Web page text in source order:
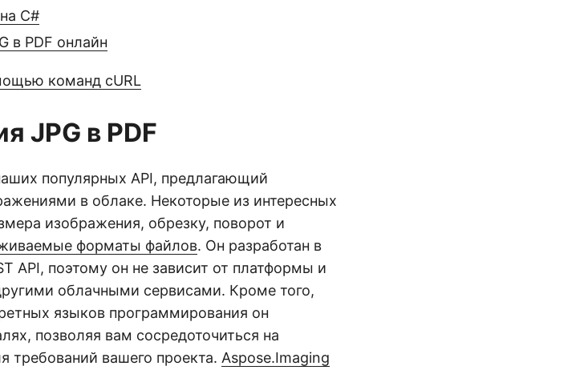
C#
в PDF онлайн
команд cURL
JPG в PDF
популярных API, предлагающий
в облаке. Некоторые из интересных
изображения, обрезку, поворот и
форматы файлов. Он разработан в
API, поэтому он не зависит от платформы и
облачными сервисами. Кроме того,
языков программирования он
позволяя вам сосредоточиться на
требований вашего проекта. Aspose.Imaging